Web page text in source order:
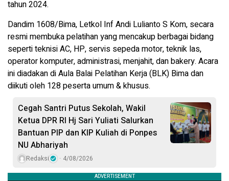
tahun 2024.
Dandim 1608/Bima, Letkol Inf Andi Lulianto S Kom, secara
resmi membuka pelatihan yang mencakup berbagai bidang
seperti teknisi AC, HP, servis sepeda motor, teknik las,
operator komputer, administrasi, menjahit, dan bakery. Acara
ini diadakan di Aula Balai Pelatihan Kerja (BLK) Bima dan
diikuti oleh 128 peserta umum & khusus.
Cegah Santri Putus Sekolah, Wakil
Ketua DPR RI Hj Sari Yuliati Salurkan
Bantuan PIP dan KIP Kuliah di Ponpes
NU Abhariyah
Redaksi 4/08/2026